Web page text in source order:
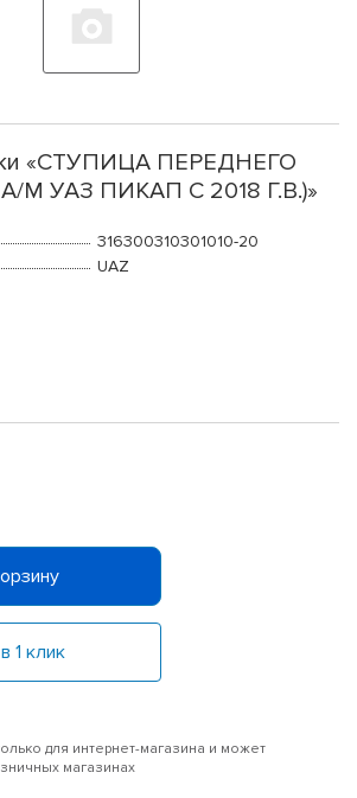
«СТУПИЦА ПЕРЕДНЕГО
М УАЗ ПИКАП С 2018 Г.В.)»
316300310301010-20
UAZ
1 клик
для интернет-магазина и может
магазинах